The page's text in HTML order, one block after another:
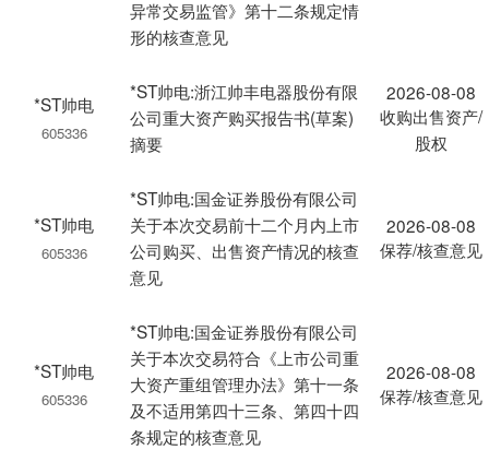
异常交易监管》第十二条规定情
形的核查意见
*ST帅电
605336
*ST帅电:浙江帅丰电器股份有限
公司重大资产购买报告书(草案)
摘要
2026-08-08
收购出售资产/
股权
*ST帅电
605336
*ST帅电:国金证券股份有限公司
关于本次交易前十二个月内上市
公司购买、出售资产情况的核查
意见
2026-08-08
保荐/核查意见
*ST帅电
605336
*ST帅电:国金证券股份有限公司
关于本次交易符合《上市公司重
大资产重组管理办法》第十一条
及不适用第四十三条、第四十四
条规定的核查意见
2026-08-08
保荐/核查意见